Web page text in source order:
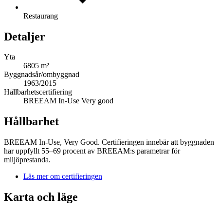
Restaurang
Detaljer
Yta
6805 m²
Byggnadsår/ombyggnad
1963/2015
Hållbarhetscertifiering
BREEAM In-Use Very good
Hållbarhet
BREEAM In-Use, Very Good. Certifieringen innebär att byggnaden
har uppfyllt 55–69 procent av BREEAM:s parametrar för
miljöprestanda.
Läs mer om certifieringen
Karta och läge